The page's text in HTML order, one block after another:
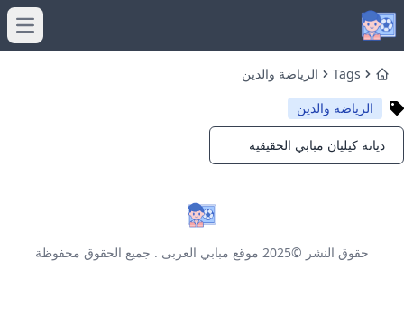
Home
Tags
الرياضة والدين
الرياضة والدين
Notifications
ديانة كيليان مبابي الحقيقية
حقوق النشر ©2025 موقع مبابي العربى . جميع الحقوق محفوظة